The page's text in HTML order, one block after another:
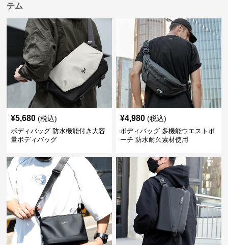
テム
¥5,680 (税込)
ボディバッグ 防水機能付き大容
量ボディバッグ
¥4,980 (税込)
ボディバッグ 多機能ウエストポ
ーチ 防水耐久素材使用